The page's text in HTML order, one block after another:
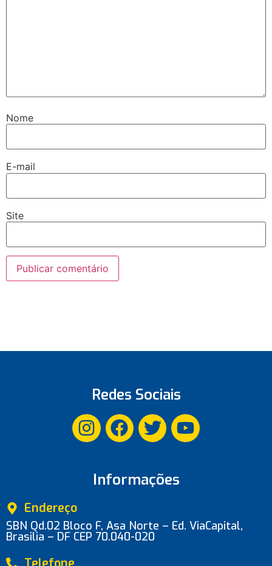
Nome
E-mail
Site
Redes Sociais
Informações
Endereço
SBN Qd.02 Bloco F, Asa Norte – Ed. ViaCapital,
Brasilia – DF CEP 70.040-020